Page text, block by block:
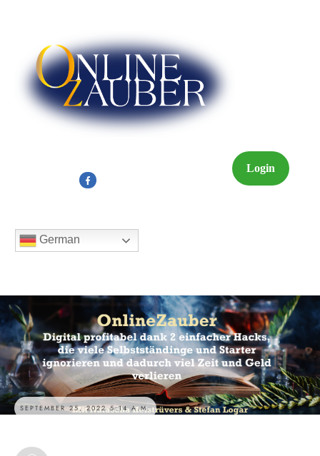
Login
German
SEPTEMBER 25, 2022 5:14 A.M.